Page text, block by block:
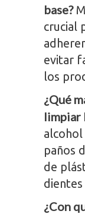
base?
crucial
evitar
los
¿Qué
limpiar
paños
de
dientes
¿Con